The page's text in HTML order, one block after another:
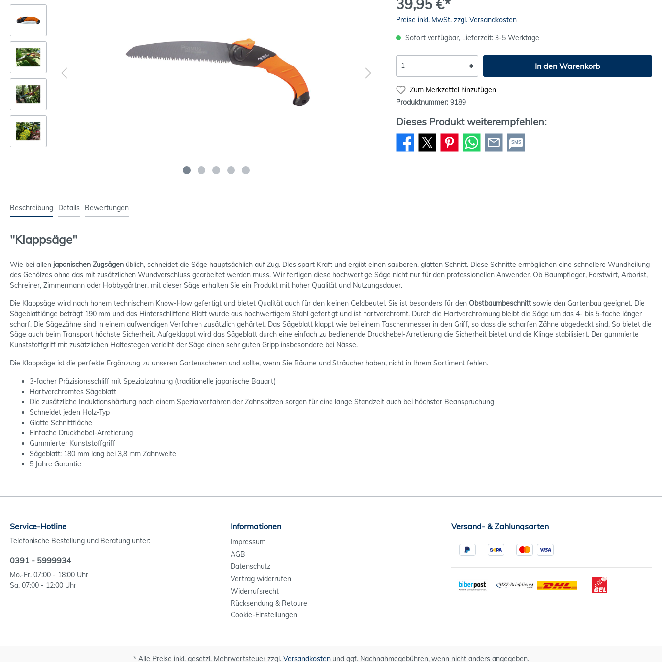
39,95 €*
Preise inkl. MwSt. zzgl. Versandkosten
Sofort verfügbar, Lieferzeit: 3-5 Werktage
In den Warenkorb
Zum Merkzettel hinzufügen
Produktnummer: 9189
Dieses Produkt weiterempfehlen:
SMS
Beschreibung Details Bewertungen
"Klappsäge"
Wie bei allen japanischen Zugsägen üblich, schneidet die Säge hauptsächlich auf Zug. Dies spart Kraft und ergibt einen sauberen, glatten Schnitt. Diese Schnitte ermöglichen eine schnellere Wundheilung
des Gehölzes ohne das mit zusätzlichen Wundverschluss gearbeitet werden muss. Wir fertigen diese hochwertige Säge nicht nur für den professionellen Anwender. Ob Baumpfleger, Forstwirt, Arborist,
Schreiner, Zimmermann oder Hobbygärtner, mit dieser Säge erhalten Sie ein Produkt mit hoher Qualität und Nutzungsdauer.
Die Klappsäge wird nach hohem technischem Know-How gefertigt und bietet Qualität auch für den kleinen Geldbeutel. Sie ist besonders für den Obstbaumbeschnittsowie den Gartenbau geeignet. Die
Sägeblattlänge beträgt 190 mm und das Hinterschliffene Blatt wurde aus hochwertigem Stahl gefertigt und ist hartverchromt. Durch die Hartverchromung bleibt die Säge um das 4- bis 5-fache länger
scharf. Die Sägezähne sind in einem aufwendigen Verfahren zusätzlich gehärtet. Das Sägeblatt klappt wie bei einem Taschenmesser in den Griff, so dass die scharfen Zähne abgedeckt sind. So bietet die
Säge auch beim Transport höchste Sicherheit. Aufgeklappt wird das Sägeblatt durch eine einfach zu bedienende Druckhebel-Arretierung die Sicherheit bietet und die Klinge stabilisiert. Der gummierte
Kunststoffgriff mit zusätzlichen Haltestegen verleiht der Säge einen sehr guten Gripp insbesondere bei Nässe.
Die Klappsäge ist die perfekte Ergänzung zu unseren Gartenscheren und sollte, wenn Sie Bäume und Sträucher haben, nicht in Ihrem Sortiment fehlen.
3-facher Präzisionsschliff mit Spezialzahnung (traditionelle japanische Bauart)
Hartverchromtes Sägeblatt
Die zusätzliche Induktionshärtung nach einem Spezialverfahren der Zahnspitzen sorgen für eine lange Standzeit auch bei höchster Beanspruchung
Schneidet jeden Holz-Typ
Glatte Schnittfläche
Einfache Druckhebel-Arretierung
Gummierter Kunststoffgriff
Sägeblatt: 180 mm lang bei 3,8 mm Zahnweite
5 Jahre Garantie
Service-Hotline
Telefonische Bestellung und Beratung unter:
0391 - 5999934
Mo.-Fr. 07:00 - 18:00 Uhr
Sa. 07:00 - 12:00 Uhr
Informationen
Impressum
AGB
Datenschutz
Vertrag widerrufen
Widerrufsrecht
Rücksendung & Retoure
Cookie-Einstellungen
Versand- & Zahlungsarten
* Alle Preise inkl. gesetzl. Mehrwertsteuer zzgl. Versandkostenund ggf. Nachnahmegebühren, wenn nicht anders angegeben.